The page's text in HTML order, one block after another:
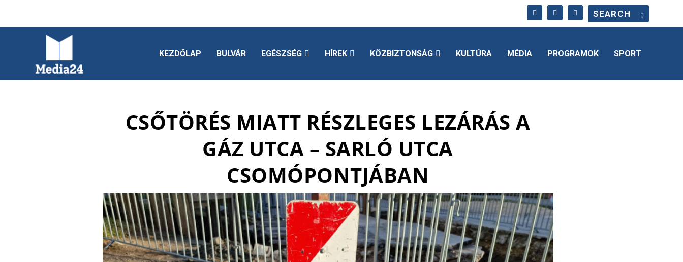
KEZDŐLAP BULVÁR EGÉSZSÉG HÍREK KÖZBIZTONSÁG KULTÚRA MÉDIA PROGRAMOK SPORT
CSŐTÖRÉS MIATT RÉSZLEGES LEZÁRÁS A
GÁZ UTCA – SARLÓ UTCA
CSOMÓPONTJÁBAN